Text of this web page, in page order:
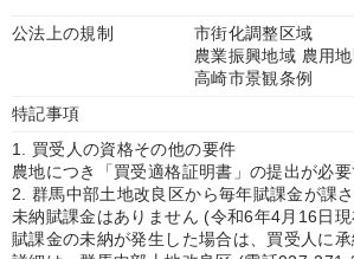
公法上の規制
市街化調整区域
農業振興地域 農用
高崎市景観条例
特記事項
1. 買受人の資格その他の要件
農地につき「買受適格証明書」の提出が必要
2. 群馬中部土地改良区から毎年賦課金が課さ
未納賦課金はありません (令和6年4月16日現
賦課金の未納が発生した場合は、買受人に承